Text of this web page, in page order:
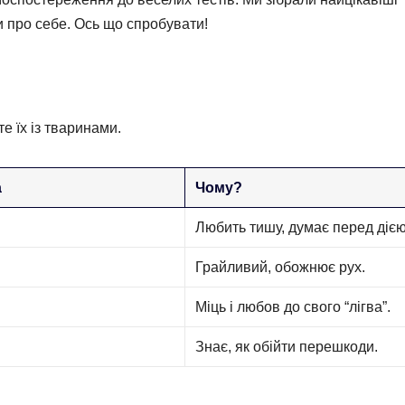
про себе. Ось що спробувати!
їх із тваринами.
Чому?
Любить тишу, думає перед
Грайливий, обожнює рух.
Міць і любов до свого “лігва”.
Знає, як обійти перешкоди.